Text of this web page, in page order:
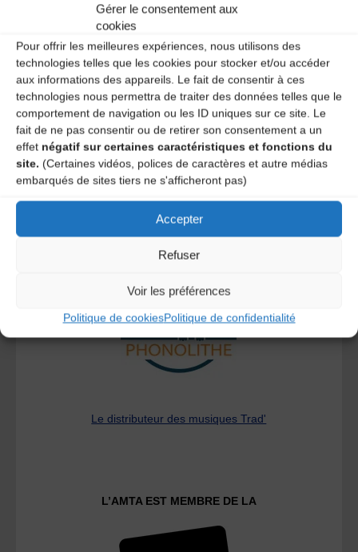
Gérer le consentement aux
cookies
Pour offrir les meilleures expériences, nous utilisons des
technologies telles que les cookies pour stocker et/ou accéder
aux informations des appareils. Le fait de consentir à ces
technologies nous permettra de traiter des données telles que le
comportement de navigation ou les ID uniques sur ce site. Le
fait de ne pas consentir ou de retirer son consentement a un
effet négatif sur certaines caractéristiques et fonctions du
site. (Certaines vidéos, polices de caractères et autre médias
embarqués de sites tiers ne s'afficheront pas)
Accepter
Refuser
Voir les préférences
Politique de cookiesPolitique de confidentialité
Save my name, email, and site URL in my browser for next
time I post a comment.
Ce site utilise Akismet pour réduire les indésirables.En
savoir plus sur la façon dont les données de vos
commentaires sont traitées.
A DECOUVRIR :
Le distributeur des musiques Trad'
L’AMTA EST MEMBRE DE LA